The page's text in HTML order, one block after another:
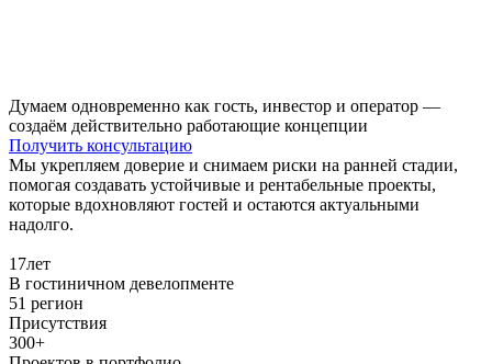
Думаем одновременно как гость, инвестор и оператор —
создаём действительно работающие концепции
Получить консультацию
Мы укрепляем доверие и снимаем риски на ранней стадии,
помогая создавать устойчивые и рентабельные проекты,
которые вдохновляют гостей и остаются актуальными
надолго.
17лет
В гостиничном девелопменте
51 регион
Присутствия
300+